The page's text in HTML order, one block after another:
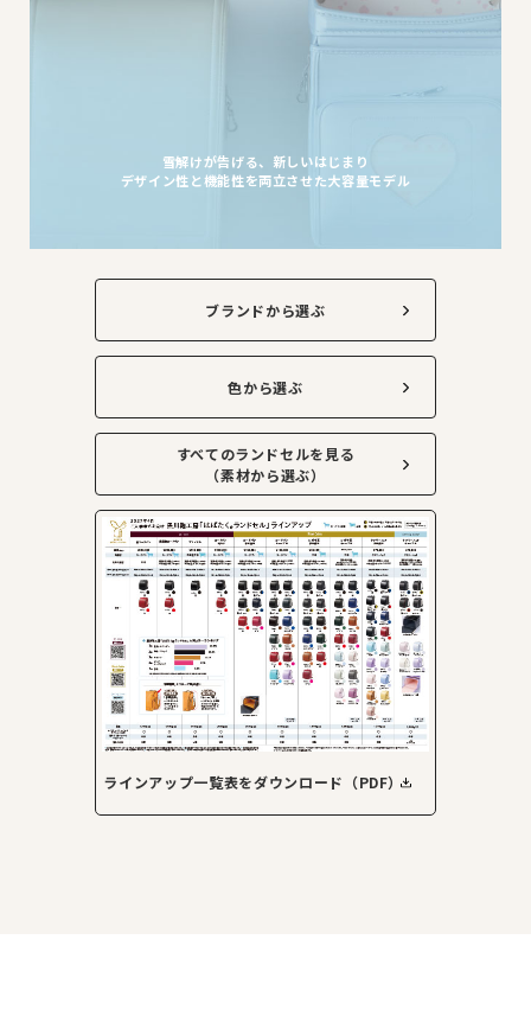
雪解けが告げる、新しいはじまり
デザイン性と機能性を両立させた大容量モデル
ブランドから選ぶ
色から選ぶ
すべてのランドセルを見る
（素材から選ぶ）
ラインアップ一覧表をダウンロード（PDF）